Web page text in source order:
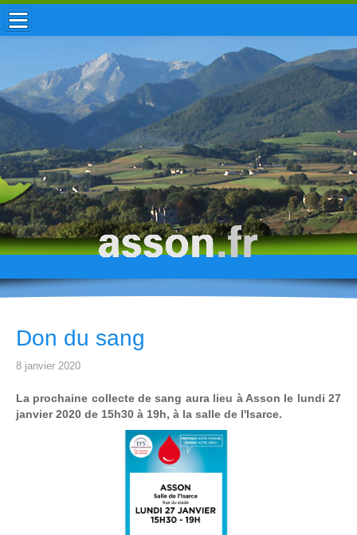
ACCUEIL / INFOS
MUNICIPALITÉ
VIE LOCALE
ENFANCE
TOURISME
HISTOIRE
Don du sang
8 janvier 2020
La prochaine collecte de sang aura lieu à Asson le lundi 27
janvier 2020 de 15h30 à 19h, à la salle de l'Isarce.